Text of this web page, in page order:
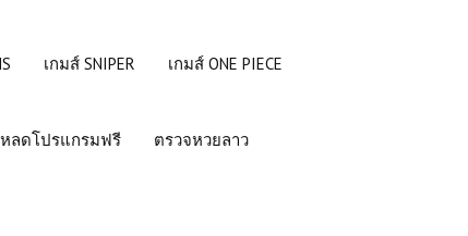
เกมส์ SNIPER เกมส์ ONE PIECE
ลดโปรแกรมฟรี ตรวจหวยลาว